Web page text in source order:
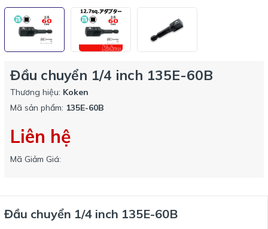
Đầu chuyển 1/4 inch 135E-60B
Thương hiệu: Koken
Mã sản phẩm: 135E-60B
Liên hệ
Mã Giảm Giá:
Đầu chuyển 1/4 inch 135E-60B